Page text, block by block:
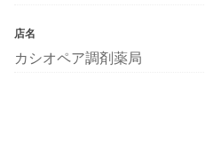
店名
カシオペア調剤薬局